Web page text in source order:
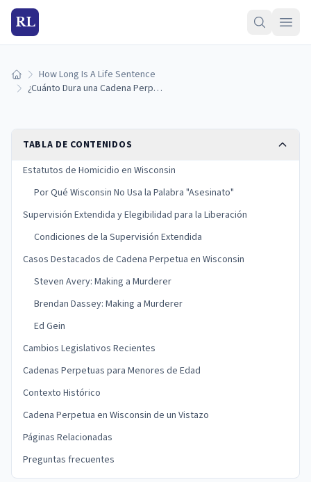
RL
Inicio How Long Is A Life Sentence
¿Cuánto Dura una Cadena Perpetua en Wisconsin? (Guía 2026)
TABLA DE CONTENIDOS
Estatutos de Homicidio en Wisconsin
Por Qué Wisconsin No Usa la Palabra "Asesinato"
Supervisión Extendida y Elegibilidad para la Liberación
Condiciones de la Supervisión Extendida
Casos Destacados de Cadena Perpetua en Wisconsin
Steven Avery: Making a Murderer
Brendan Dassey: Making a Murderer
Ed Gein
Cambios Legislativos Recientes
Cadenas Perpetuas para Menores de Edad
Contexto Histórico
Cadena Perpetua en Wisconsin de un Vistazo
Páginas Relacionadas
Preguntas frecuentes